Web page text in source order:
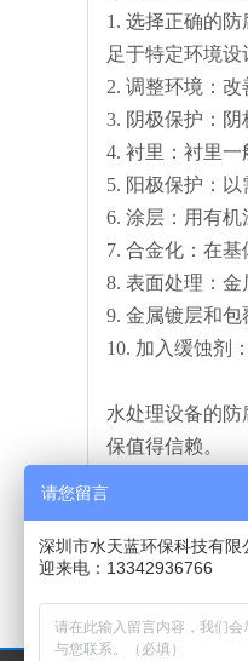
1. 选择正确的
足于特定环境设
2. 调整环境：
3. 阴极保护：
4. 衬里：衬里一
5. 阳极保护：
6. 涂层：用有机
7. 合金化：在
8. 表面处理：
9. 金属镀层和包
10. 加入缓蚀剂
水处理设备的
保值得信赖。
本文由水天蓝
反渗
请您留言
深圳市水天蓝环保科技有限
迎来电：13342936766